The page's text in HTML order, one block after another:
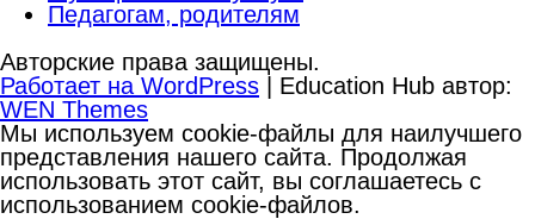
Педагогам, родителям
Авторские права защищены.
Работает на WordPress
Education Hub автор:
WEN Themes
Мы используем cookie-файлы для наилучшего
представления нашего сайта. Продолжая
использовать этот сайт, вы соглашаетесь с
использованием cookie-файлов.